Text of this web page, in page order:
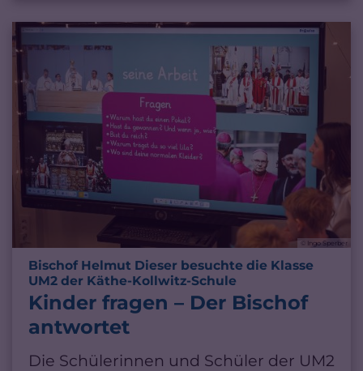
© Ingo Sperber
Bischof Helmut Dieser besuchte die Klasse
UM2 der Käthe-Kollwitz-Schule
Kinder fragen – Der Bischof
antwortet
Die Schülerinnen und Schüler der UM2